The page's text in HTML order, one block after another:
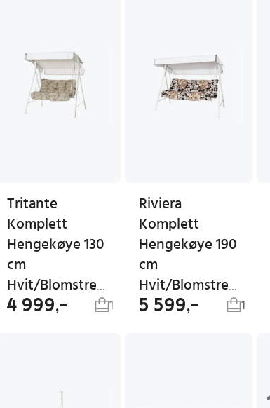
Tritante
Komplett
Hengekøye 130
cm
Hvit/Blomstrete
4 999,- 1
Riviera
Komplett
Hengekøye 190
cm
Hvit/Blomstrete
5 599,- 1